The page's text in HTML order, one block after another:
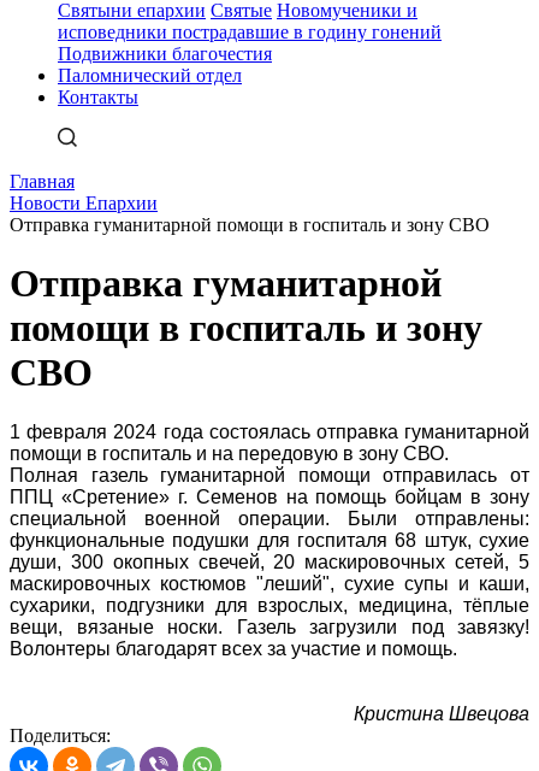
Святыни епархии Святые Новомученики и
исповедники пострадавшие в годину гонений
Подвижники благочестия
Паломнический отдел
Контакты
Главная
Новости Епархии
Отправка гуманитарной помощи в госпиталь и зону СВО
Отправка гуманитарной
помощи в госпиталь и зону
СВО
1 февраля 2024 года состоялась отправка гуманитарной
помощи в госпиталь и на передовую в зону СВО.
Полная газель гуманитарной помощи отправилась от
ППЦ «Сретение» г. Семенов на помощь бойцам в зону
специальной военной операции. Были отправлены:
функциональные подушки для госпиталя 68 штук, сухие
души, 300 окопных свечей, 20 маскировочных сетей, 5
маскировочных костюмов "леший", сухие супы и каши,
сухарики, подгузники для взрослых, медицина, тёплые
вещи, вязаные носки. Газель загрузили под завязку!
Волонтеры благодарят всех за участие и помощь.
Кристина Швецова
Поделиться: